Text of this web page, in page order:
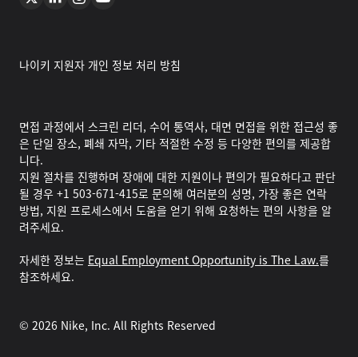
나이키 지원자 개인 정보 처리 방침
면접 과정에서 스크린 리더, 수어 통역사, 대면 면접을 위한 접근성 좋
은 단일 장소, 폐쇄 자막, 기타 적절한 수정 등 다양한 편의를 제공합
니다.
지원 절차를 진행하며 장애에 대한 지원이나 편의가 필요하다고 판단
될 경우 +1 503-671-415로 문의해 여러분의 성명, 가장 좋은 연락
방법, 지원 프로세스에서 도움을 얻기 위해 요청하는 편의 사항을 알
려주세요.
자세한 정보는 Equal Employment Opportunity is The Law.를
참조하세요.
© 2026 Nike, Inc. All Rights Reserved